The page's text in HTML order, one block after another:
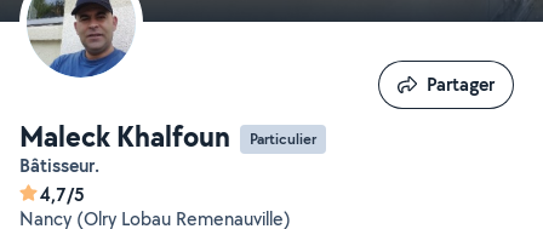
Maleck Khalfoun Particulier
Bâtisseur.
4,7/5
Nancy (Olry Lobau Remenauville)
Partager
Partager